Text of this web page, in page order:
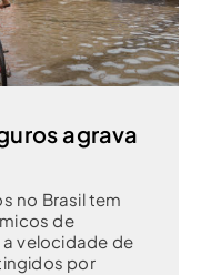
agrava
no Brasil tem
de
velocidade de
por